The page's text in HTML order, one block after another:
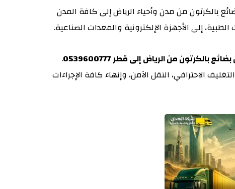
بالكرتون من مدن وأحياء الرياض إلى كافة المدن
إلى الأجهزة الإلكترونية والمعدات الصناعية.
من الرياض إلى قطر 0539600777
.
الاحترافي، النقل الآمن، وإنهاء كافة الإجراءات